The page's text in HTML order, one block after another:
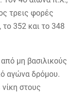
τρεις φορές
352 και το 348
μη βασιλικούς
αγώνα δρόμου.
στους